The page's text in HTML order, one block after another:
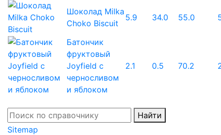
Шоколад Milka
Choko Biscuit
5.9 34.0 55.0
Батончик
фруктовый
Joyfield с
черносливом
и яблоком
2.1 0.5 70.2
Найти
Sitemap